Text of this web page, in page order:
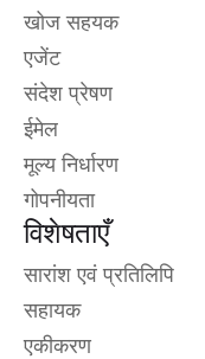
खोज सहयक
एजेंट
संदेश प्रेषण
ईमेल
मूल्य निर्धारण
गोपनीयता
विशेषताएँ
सारांश एवं प्रतिलिपि
सहायक
एकीकरण